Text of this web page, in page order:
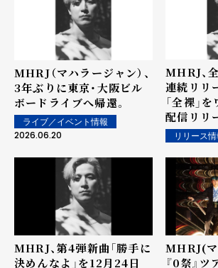
MHRJ（マハラージャン）、
3年ぶりに東京・大阪ビル
ボードライブへ帰還。
ライブ／イベント情報
2026.06.20
MHRJ、
連続リリ
「全裸」
配信リリ
リリース情
MHRJ、第4弾新曲「勝手に
決めんなよ」を12月24日
MHRJ(マ
『0祭』ツ